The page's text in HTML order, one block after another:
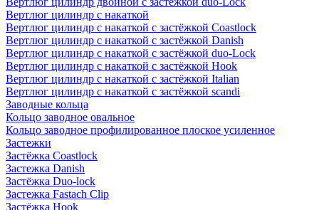
Вертлюг цилиндр с накаткой
Вертлюг цилиндр с накаткой с застёжкой Coastlock
Вертлюг цилиндр с накаткой с застёжкой Danish
Вертлюг цилиндр с накаткой с застёжкой duo-Lock
Вертлюг цилиндр с накаткой с застёжкой Hook
Вертлюг цилиндр с накаткой с застёжкой Italian
Вертлюг цилиндр с накаткой с застёжкой scandi
Заводные кольца
Кольцо заводное овальное
Кольцо заводное профилированное плоское усиленное
Застежки
Застёжка Coastlock
Застежка Danish
Застёжка Duo-lock
Застежка Fastach Clip
Застёжка Hook